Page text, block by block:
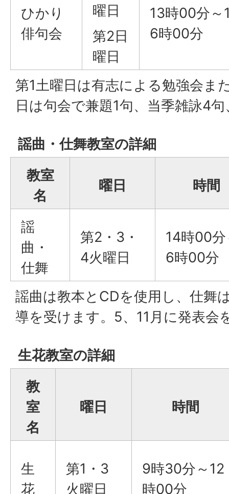
ひかり
俳句会
曜日
第2日
曜日
13時00分～
6時00分
第1土曜日は有志による勉強会ま
日は句会で兼題1句、当季雑詠4
謡曲・仕舞教室の詳細
教室
名
曜日 時間
謡
曲・
仕舞
第2・3・
4火曜日
14時00分
6時00分
謡曲は教本とCDを使用し、仕舞
導を受けます。5、11月に発表会
生花教室の詳細
教
室
名
曜日 時間
生
花
第1・3
火曜日
9時30分～12
時00分